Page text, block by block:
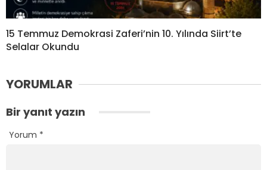
15 Temmuz Demokrasi Zaferi’nin 10. Yılında Siirt’te
Selalar Okundu
YORUMLAR
Bir yanıt yazın
Yorum *